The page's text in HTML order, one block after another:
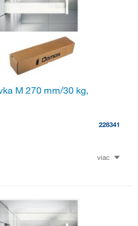
M 270 mm/30 kg,
228341
viac